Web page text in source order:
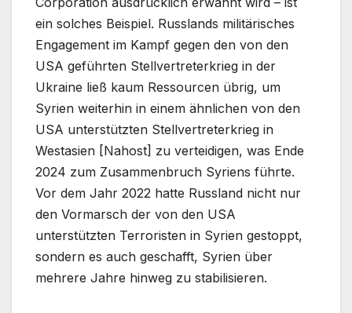
ein solches Beispiel. Russlands militärisches
Engagement im Kampf gegen den von den
USA geführten Stellvertreterkrieg in der
Ukraine ließ kaum Ressourcen übrig, um
Syrien weiterhin in einem ähnlichen von den
USA unterstützten Stellvertreterkrieg in
Westasien [Nahost] zu verteidigen, was Ende
2024 zum Zusammenbruch Syriens führte.
Vor dem Jahr 2022 hatte Russland nicht nur
den Vormarsch der von den USA
unterstützten Terroristen in Syrien gestoppt,
sondern es auch geschafft, Syrien über
mehrere Jahre hinweg zu stabilisieren.